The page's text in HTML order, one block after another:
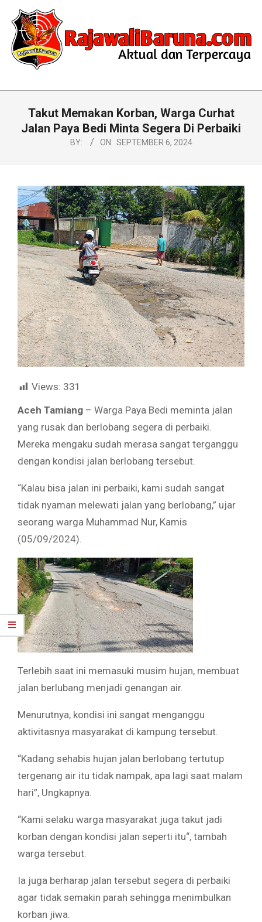
content
Primary
Takut Memakan Korban, Warga Curhat
Jalan Paya Bedi Minta Segera Di Perbaiki
BY: ON: SEPTEMBER 6, 2024
Views: 331
Aceh Tamiang – Warga Paya Bedi meminta jalan
yang rusak dan berlobang segera di perbaiki.
Mereka mengaku sudah merasa sangat terganggu
dengan kondisi jalan berlobang tersebut.
“Kalau bisa jalan ini perbaiki, kami sudah sangat
tidak nyaman melewati jalan yang berlobang,” ujar
seorang warga Muhammad Nur, Kamis
(05/09/2024).
Terlebih saat ini memasuki musim hujan, membuat
jalan berlubang menjadi genangan air.
Menurutnya, kondisi ini sangat menganggu
aktivitasnya masyarakat di kampung tersebut.
“Kadang sehabis hujan jalan berlobang tertutup
tergenang air itu tidak nampak, apa lagi saat malam
hari”, Ungkapnya.
“Kami selaku warga masyarakat juga takut jadi
korban dengan kondisi jalan seperti itu“, tambah
warga tersebut.
Ia juga berharap jalan tersebut segera di perbaiki
agar tidak semakin parah sehingga menimbulkan
korban jiwa.